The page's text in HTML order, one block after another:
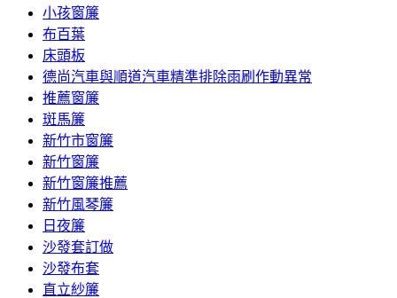
小孩窗簾
布百葉
床頭板
德尚汽車與順道汽車精準排除雨刷作動異常
推薦窗簾
斑馬簾
新竹市窗簾
新竹窗簾
新竹窗簾推薦
新竹風琴簾
日夜簾
沙發套訂做
沙發布套
直立紗簾